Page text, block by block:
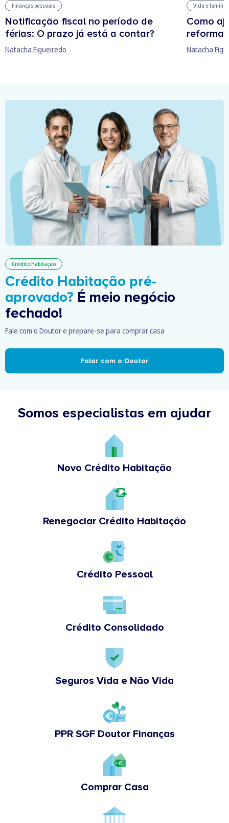
Finanças pessoais
Notificação fiscal no período de
férias: O prazo já está a contar?
Natacha Figueiredo
Vida e família
Como
reforma
Natacha
Crédito Habitação
Crédito Habitação pré-
aprovado? É meio negócio
fechado!
Fale com o Doutor e prepare-se para comprar casa
Falar com o Doutor
Somos especialistas em ajudar
Novo Crédito Habitação
Renegociar Crédito Habitação
Crédito Pessoal
Crédito Consolidado
Seguros Vida e Não Vida
PPR SGF Doutor Finanças
Comprar Casa